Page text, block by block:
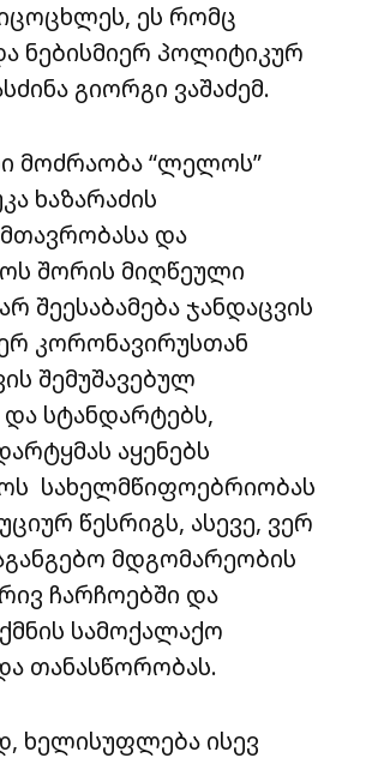
ეს რომც
ნებისმიერ პოლიტიკურ
გიორგი ვაშაძემ.
მოძრაობა “ლელოს”
ხაზარაძის
და
შორის მიღწეული
შეესაბამება ჯანდაცვის
კორონავირუსთან
შემუშავებულ
სტანდარტებს,
აყენებს
სახელმწიფოებრიობას
წესრიგს, ასევე, ვერ
მდგომარეობის
ჩარჩოებში და
სამოქალაქო
თანასწორობას.
ხელისუფლება ისევ